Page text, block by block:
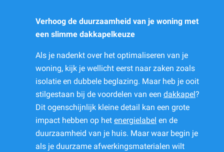
Verhoog de duurzaamheid van je woning met
een slimme dakkapelkeuze
Als je nadenkt over het optimaliseren van je
woning, kijk je wellicht eerst naar zaken zoals
isolatie en dubbele beglazing. Maar heb je ooit
stilgestaan bij de voordelen van een dakkapel ?
Dit ogenschijnlijk kleine detail kan een grote
impact hebben op het energielabel en de
duurzaamheid van je huis. Maar waar begin je
als je duurzame afwerkingsmaterialen wilt